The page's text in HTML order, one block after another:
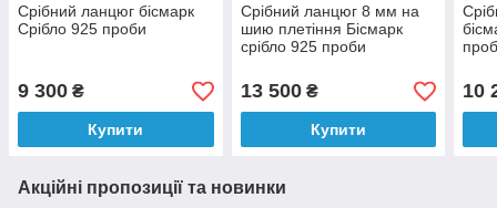
Срібний ланцюг бісмарк
Срібло 925 проби
9 300 ₴
Купити
Срібний ланцюг 8 мм на
шию плетіння Бісмарк
срібло 925 проби
13 500₴
Купити
10
Акційні пропозиції та новинки